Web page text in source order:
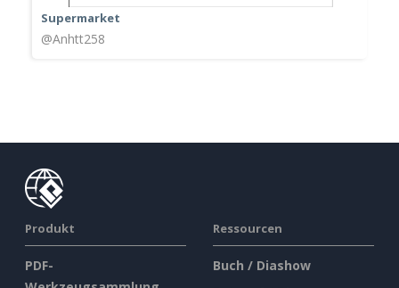
Supermarket
@Anhtt258
Produkt
PDF-
Ressourcen
Buch / Diashow